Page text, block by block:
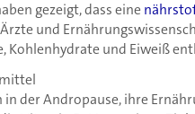
gezeigt, dass eine
und
Kohlenhydrate und Eiweiß
der Andropause, ihre